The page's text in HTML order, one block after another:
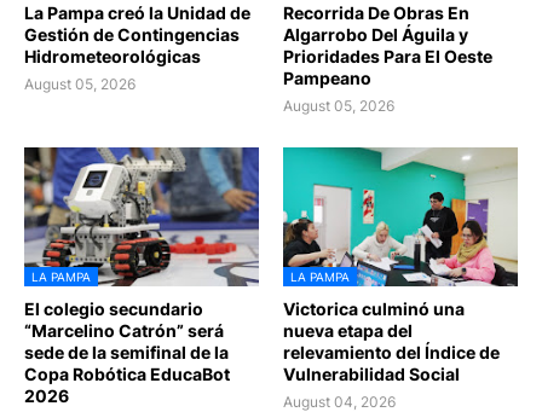
La Pampa creó la Unidad de
Gestión de Contingencias
Hidrometeorológicas
August 05, 2026
Recorrida De Obras En
Algarrobo Del Águila y
Prioridades Para El Oeste
Pampeano
August 05, 2026
LA PAMPA
El colegio secundario
“Marcelino Catrón” será
sede de la semifinal de la
Copa Robótica EducaBot
2026
LA PAMPA
Victorica culminó una
nueva etapa del
relevamiento del Índice de
Vulnerabilidad Social
August 04, 2026